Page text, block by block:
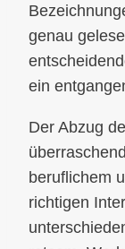
genau
ein
Der Abzug
beruflichem
richtigen